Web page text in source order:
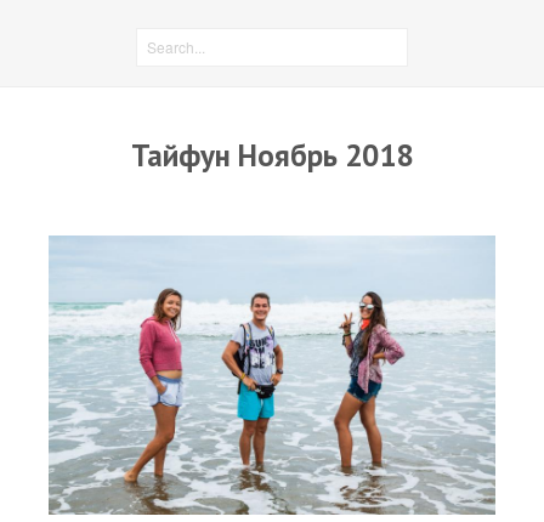
RRD Russian Cup
Медиа
Фото
Видео
Места катания
Наши станции
Тайфун Ноябрь 2018